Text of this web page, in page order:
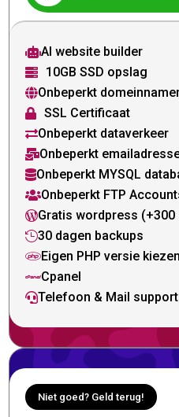
AI website builder
 10GB SSD opslag
Onbeperkt
 SSL Certificaat
Onbeperkt dataverkeer
Onbeperkt
Onbeperkt MYSQL
Onbeperkt FTP
Gratis wordpress
30 dagen backups
Eigen PHP versie
Cpanel
Telefoon & Mail support
Niet goed? Geld terug!